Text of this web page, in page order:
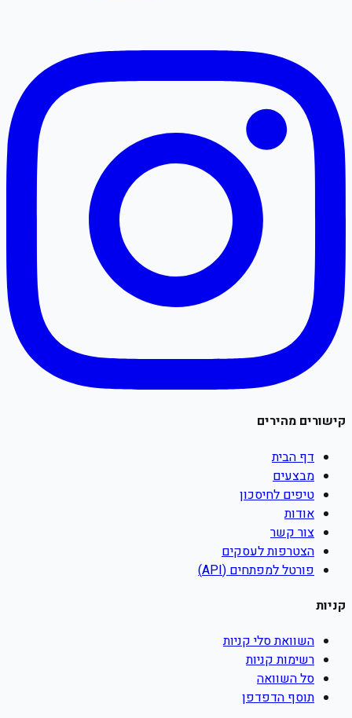
קישורים מהירים
דף הבית
מבצעים
טיפים לחיסכון
אודות
צור קשר
הצטרפות לעסקים
פורטל למפתחים (API)
קניות
השוואת סלי קניות
רשימות קניות
סל השוואה
תוסף הדפדפן